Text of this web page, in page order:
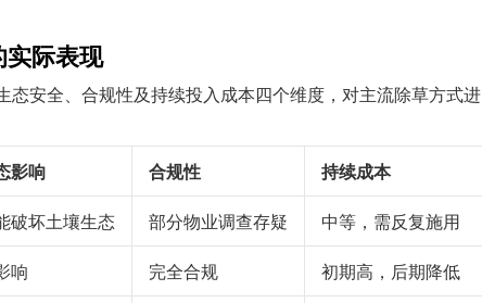
实际表现
安全、合规性及持续投入成本四个维度，对主流除草方式进
影响 合规性 持续成本
破坏土壤生态 部分物业调查存疑 中等，需反复施用
响 完全合规 初期高，后期降低